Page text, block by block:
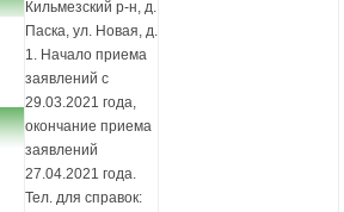
Кильмезский р-н, д.
Паска, ул. Новая, д.
1. Начало приема
заявлений с
29.03.2021 года,
окончание приема
заявлений
27.04.2021 года.
Тел. для справок: